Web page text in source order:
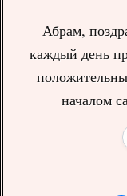
Абрам,
каждый день
началом